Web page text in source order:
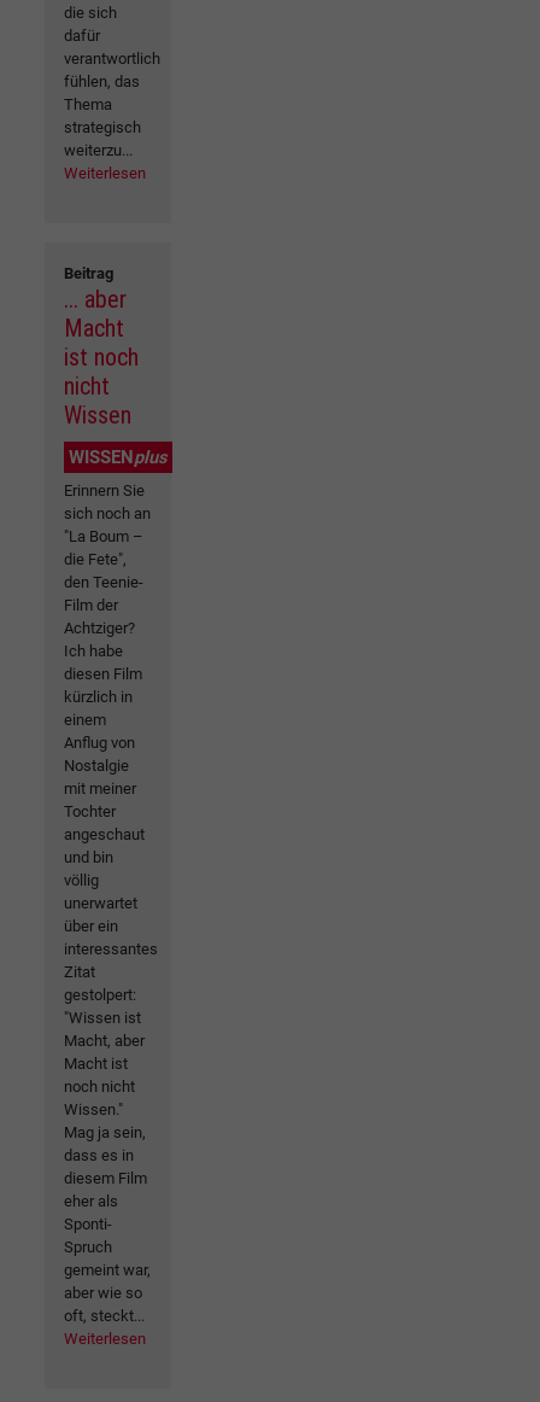
die sich
dafür
verantwortlich
fühlen, das
Thema
strategisch
weiterzu...
Weiterlesen
Beitrag
... aber
Macht
ist noch
nicht
Wissen
WISSENplus
Erinnern Sie
sich noch an
"La Boum –
die Fete",
den Teenie-
Film der
Achtziger?
Ich habe
diesen Film
kürzlich in
einem
Anflug von
Nostalgie
mit meiner
Tochter
angeschaut
und bin
völlig
unerwartet
über ein
interessantes
Zitat
gestolpert:
"Wissen ist
Macht, aber
Macht ist
noch nicht
Wissen."
Mag ja sein,
dass es in
diesem Film
eher als
Sponti-
Spruch
gemeint war,
aber wie so
oft, steckt...
Weiterlesen